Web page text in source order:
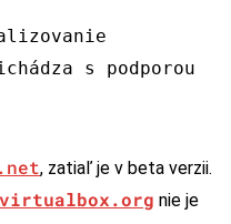
s podporou
, zatiaľ je v beta verzii.
nie je